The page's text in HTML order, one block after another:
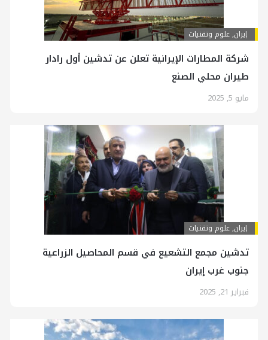
إيران,علوم وتقنيات
شركة المطارات الإيرانية تعلن عن تدشين أول رادار
طيران محلي الصنع
مايو 5, 2025
إيران,علوم وتقنيات
تدشين مجمع التشعيع في قسم المحاصيل الزراعية
جنوب غرب إيران
فبراير 21, 2025